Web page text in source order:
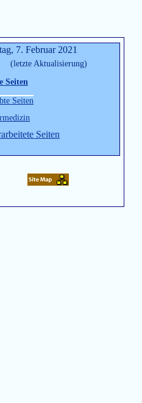
7. Februar 2021
(letzte Aktualisierung)
Seiten
Seiten
Seiten